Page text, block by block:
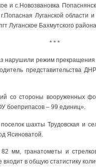
и с.Новозвановка
Луганской области
Луганское Бахмутского
* * *
нарушили режим
представительства
со стороны вооруженных
боеприпасов – 99 единиц».
шахты Трудовская и
Ясиноватой.
мм, гранатометы и
в общую статистику